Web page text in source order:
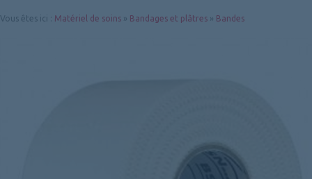
Vous êtes ici Matériel de soins » Bandages et plâtres » Bandes